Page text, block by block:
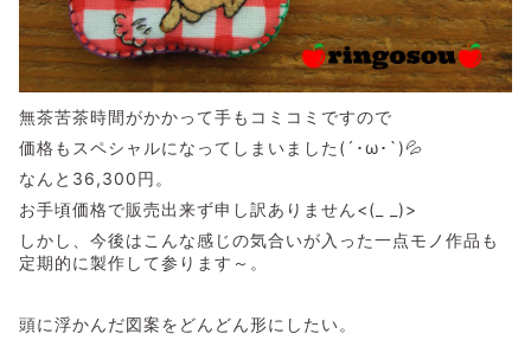
無茶苦茶時間がかかって手もコミコミですので
価格もスペシャルになってしまいました(´･ω･`)💦
なんと36,300円。
お手頃価格で販売出来ず申し訳ありません<(_ _)>
しかし、今後はこんな感じの気合いが入った一点モノ作品も
定期的に製作して参ります～。
頭に浮かんだ図案をどんどん形にしたい。